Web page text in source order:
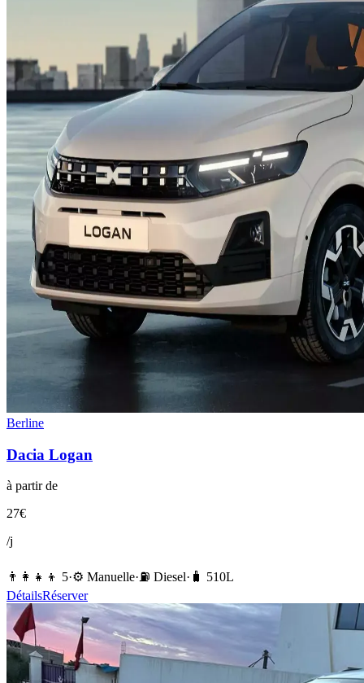
Berline
Dacia Logan
à partir de
27€
/j
👨‍👩‍👧‍👦 5·⚙️ Manuelle·⛽️ Diesel· 🧳 510L
DétailsRéserver